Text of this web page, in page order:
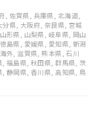
, 佐賀県, 兵庫県, 北海道,
県, 大阪府, 奈良県, 宮城
形県, 山梨県, 岐阜県, 岡山
島県, 愛媛県, 愛知県, 新潟
外, 滋賀県, 熊本県, 石川
福島県, 秋田県, 群馬県, 茨
静岡県, 香川県, 高知県, 鳥